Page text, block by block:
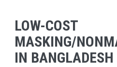
LOW-COST
MASKING/
IN